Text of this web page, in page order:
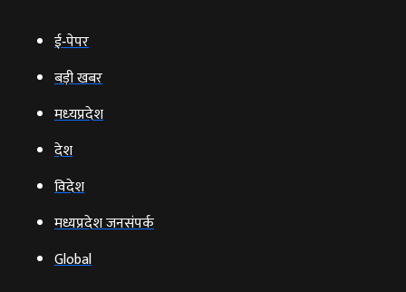
ई‑पेपर
बड़ी खबर
मध्‍यप्रदेश
देश
विदेश
मध्यप्रदेश जनसंपर्क
Global